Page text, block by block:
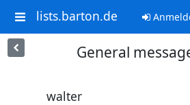
lists.barton.de
General
walter